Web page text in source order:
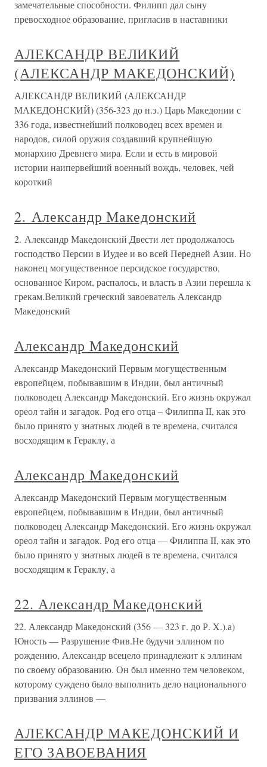
замечательные способности. Филипп дал сыну
превосходное образование, пригласив в наставники
АЛЕКСАНДР ВЕЛИКИЙ
(АЛЕКСАНДР МАКЕДОНСКИЙ)
АЛЕКСАНДР ВЕЛИКИЙ (АЛЕКСАНДР
МАКЕДОНСКИЙ) (356-323 до н.э.) Царь Македонии с
336 года, известнейший полководец всех времен и
народов, силой оружия создавший крупнейшую
монархию Древнего мира. Если и есть в мировой
истории наипервейший военный вождь, человек, чей
короткий
2. Александр Македонский
2. Александр Македонский Двести лет продолжалось
господство Персии в Иудее и во всей Передней Азии. Но
наконец могущественное персидское государство,
основанное Киром, распалось, и власть в Азии перешла к
грекам.Великий греческий завоеватель Александр
Македонский
Александр Македонский
Александр Македонский Первым могущественным
европейцем, побывавшим в Индии, был античный
полководец Александр Македонский. Его жизнь окружал
ореол тайн и загадок. Род его отца – Филиппа II, как это
было принято у знатных людей в те времена, считался
восходящим к Гераклу, а
Александр Македонский
Александр Македонский Первым могущественным
европейцем, побывавшим в Индии, был античный
полководец Александр Македонский. Его жизнь окружал
ореол тайн и загадок. Род его отца — Филиппа II, как это
было принято у знатных людей в те времена, считался
восходящим к Гераклу, а
22. Александр Македонский
22. Александр Македонский (356 — 323 г. до Р. X.).а)
Юность — Разрушение Фив.Не будучи эллином по
рождению, Александр всецело принадлежит к эллинам
по своему образованию. Он был именно тем человеком,
которому суждено было выполнить дело национального
призвания эллинов —
АЛЕКСАНДР МАКЕДОНСКИЙ И
ЕГО ЗАВОЕВАНИЯ